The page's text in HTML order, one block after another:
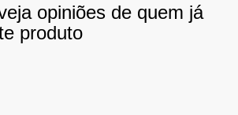
opiniões de quem já
produto